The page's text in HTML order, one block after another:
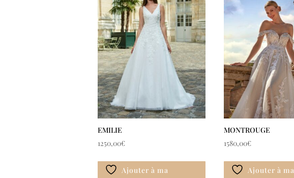
EMILIE
1250,00€
Ajouter à ma
MONTROUGE
1580,00€
Ajouter à ma